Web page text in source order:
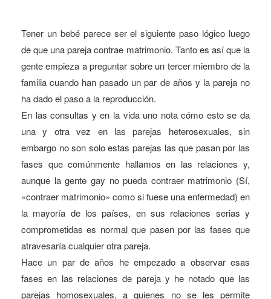
Tener un bebé parece ser el siguiente paso lógico luego
de que una pareja contrae matrimonio. Tanto es así que la
gente empieza a preguntar sobre un tercer miembro de la
familia cuando han pasado un par de años y la pareja no
ha dado el paso a la reproducción.
En las consultas y en la vida uno nota cómo esto se da
una y otra vez en las parejas heterosexuales, sin
embargo no son solo estas parejas las que pasan por las
fases que comúnmente hallamos en las relaciones y,
aunque la gente gay no pueda contraer matrimonio (Sí,
«contraer matrimonio» como si fuese una enfermedad) en
la mayoría de los países, en sus relaciones serias y
comprometidas es normal que pasen por las fases que
atravesaría cualquier otra pareja.
Hace un par de años he empezado a observar esas
fases en las relaciones de pareja y he notado que las
parejas homosexuales, a quienes no se les permite